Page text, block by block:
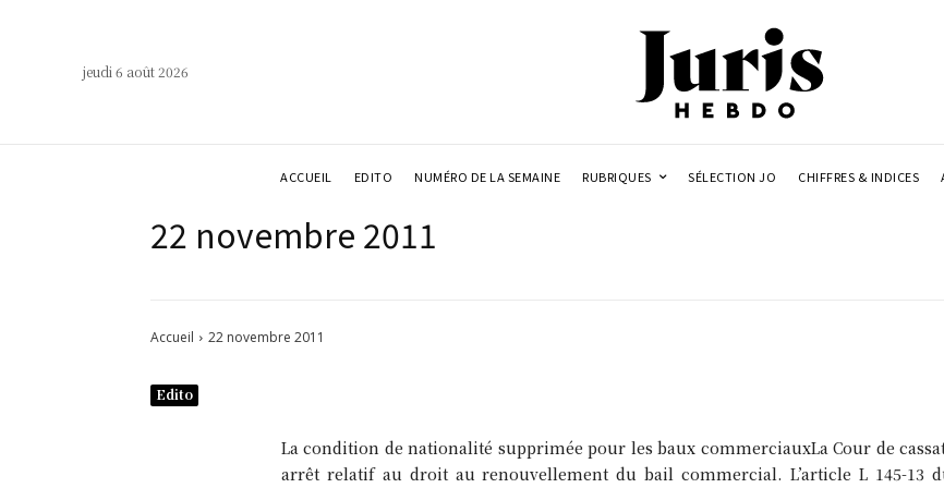
jeudi 6 août 2026
ACCUEIL EDITO NUMÉRO DE LA SEMAINE RUBRIQUES SÉLECTION JO CHIFFRES & INDICES
22 novembre 2011
Accueil 22 novembre 2011
Edito
La condition de nationalité supprimée pour les baux commerciauxLa Cour de
arrêt relatif au droit au renouvellement du bail commercial. L’article L 145-13